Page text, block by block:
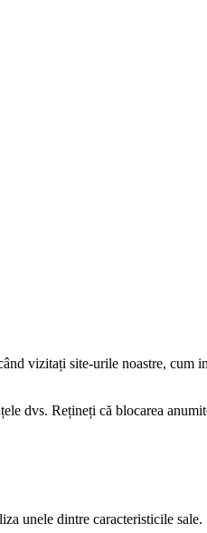
vizitați site-urile noastre, cum
dvs. Rețineți că blocarea
unele dintre caracteristicile sale.